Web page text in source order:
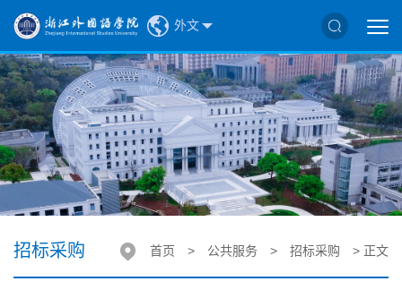
外文
招标采购 首页 > 公共服务 > 招标采购 > 正文